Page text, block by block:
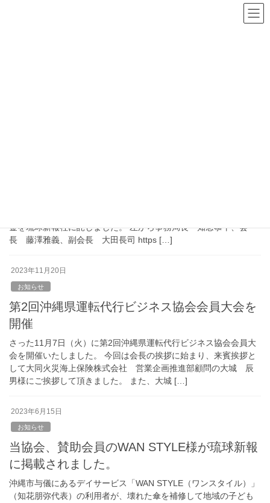
金を琉球新報社に託しました。 左から事務局長 知念恭平、会
長 藤澤雅義、副会長 大田長司 https […]
2023年11月20日
お知らせ
第2回沖縄県運転代行ビジネス協会会員大会を
開催
さった11月7日（火）に第2回沖縄県運転代行ビジネス協会会員大
会を開催いたしました。 今回は会長の挨拶に始まり、来賓挨拶と
して大同火災海上保険株式会社 営業企画推進部顧問の大城 辰
男様にご挨拶して頂きました。 また、大城 […]
2023年6月15日
お知らせ
当協会、賛助会員のWAN STYLE様が琉球新報
に掲載されました。
沖縄市与儀にあるデイサービス「WAN STYLE（ワンスタイル）」
（知花朋弥代表）の利用者が、壊れた傘を補修して地域の子ども